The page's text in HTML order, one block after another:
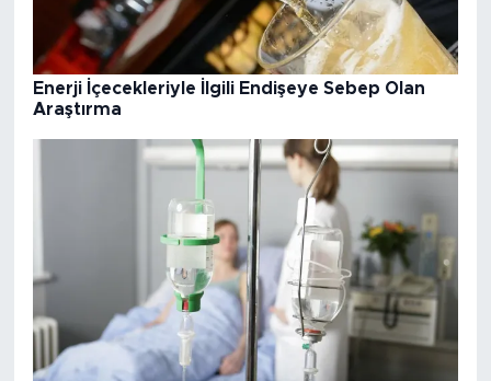
Enerji İçecekleriyle İlgili Endişeye Sebep Olan
Araştırma